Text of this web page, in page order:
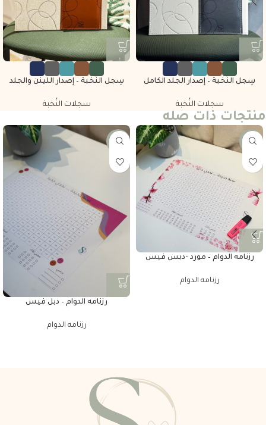
سِجل النُخبة – إصدار الجلد الكامل
سجلات النُخبة
سِجل النُخبة – إصدار اللينن والجلد
سجلات النُخبة
منتجات ذات صله
-25%
رزنامه الدوام – مورد -دبس فيس
رزنامه الدوام
-25%
رزنامه الدوام – دبل فيس
رزنامه الدوام